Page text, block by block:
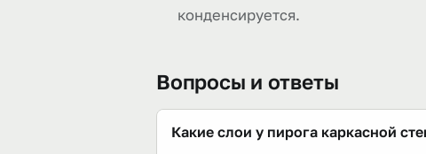
конденсируется.
Вопросы и ответы
Какие слои у пирога каркасной